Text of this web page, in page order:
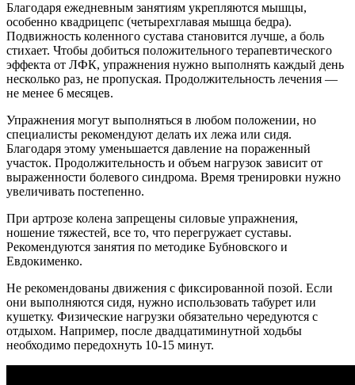
Благодаря ежедневным занятиям укрепляются мышцы,
особенно квадрицепс (четырехглавая мышца бедра).
Подвижность коленного сустава становится лучше, а боль
стихает. Чтобы добиться положительного терапевтического
эффекта от ЛФК, упражнения нужно выполнять каждый день
несколько раз, не пропуская. Продолжительность лечения —
не менее 6 месяцев.
Упражнения могут выполняться в любом положении, но
специалисты рекомендуют делать их лежа или сидя.
Благодаря этому уменьшается давление на пораженный
участок. Продолжительность и объем нагрузок зависит от
выраженности болевого синдрома. Время тренировки нужно
увеличивать постепенно.
При артрозе колена запрещены силовые упражнения,
ношение тяжестей, все то, что перегружает суставы.
Рекомендуются занятия по методике Бубновского и
Евдокименко.
Не рекомендованы движения с фиксированной позой. Если
они выполняются сидя, нужно использовать табурет или
кушетку. Физические нагрузки обязательно чередуются с
отдыхом. Например, после двадцатиминутной ходьбы
необходимо передохнуть 10-15 минут.